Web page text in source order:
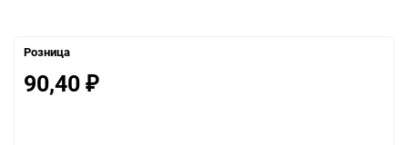
Розница
90,40 ₽